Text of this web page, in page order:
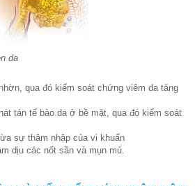
da
qua đó kiểm soát chứng viêm da tăng
tán tế bào da ở bề mặt, qua đó kiểm soát
sự thâm nhập của vi khuẩn
dịu các nốt sần và mụn mủ.